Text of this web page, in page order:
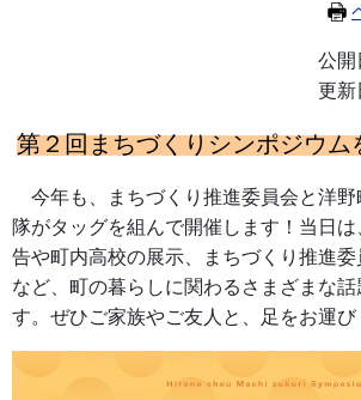
公開
更新
第２回まちづくりシンポジウム
今年も、まちづくり推進委員会と洋野
隊がタッグを組んで開催します！当日
告や町内高校の展示、まちづくり推進
など、町の暮らしに関わるさまざまな話
す。ぜひご家族やご友人と、足をお運び